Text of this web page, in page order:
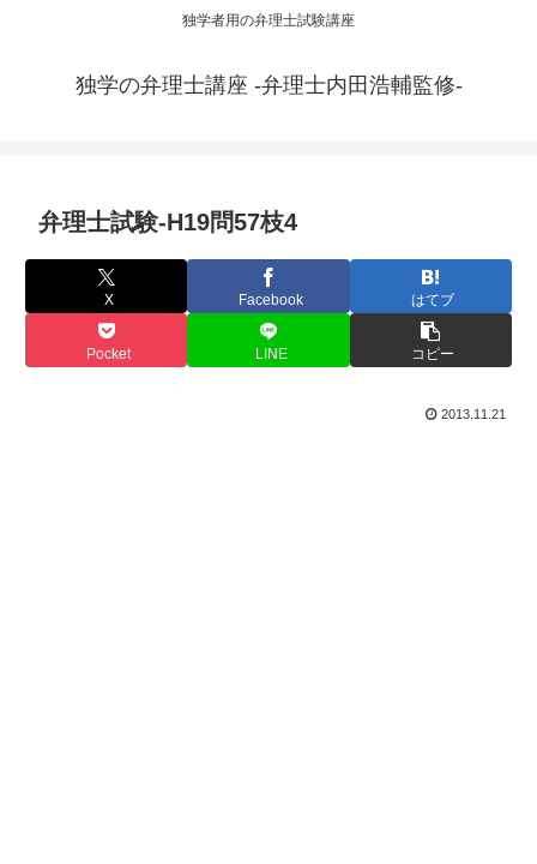
独学者用の弁理士試験講座
独学の弁理士講座 -弁理士内田浩輔監修-
弁理士試験-H19問57枝4
X Facebook はてブ
Pocket LINE コピー
2013.11.21